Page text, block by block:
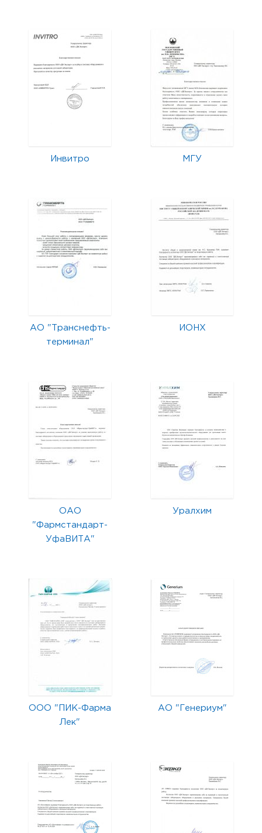
Инвитро МГУ
АО "Транснефть-
терминал"
ИОНХ
ОАО
"Фармстандарт-
УфаВИТА"
Уралхим
ООО "ПИК-Фарма
Лек"
АО "Генериум"